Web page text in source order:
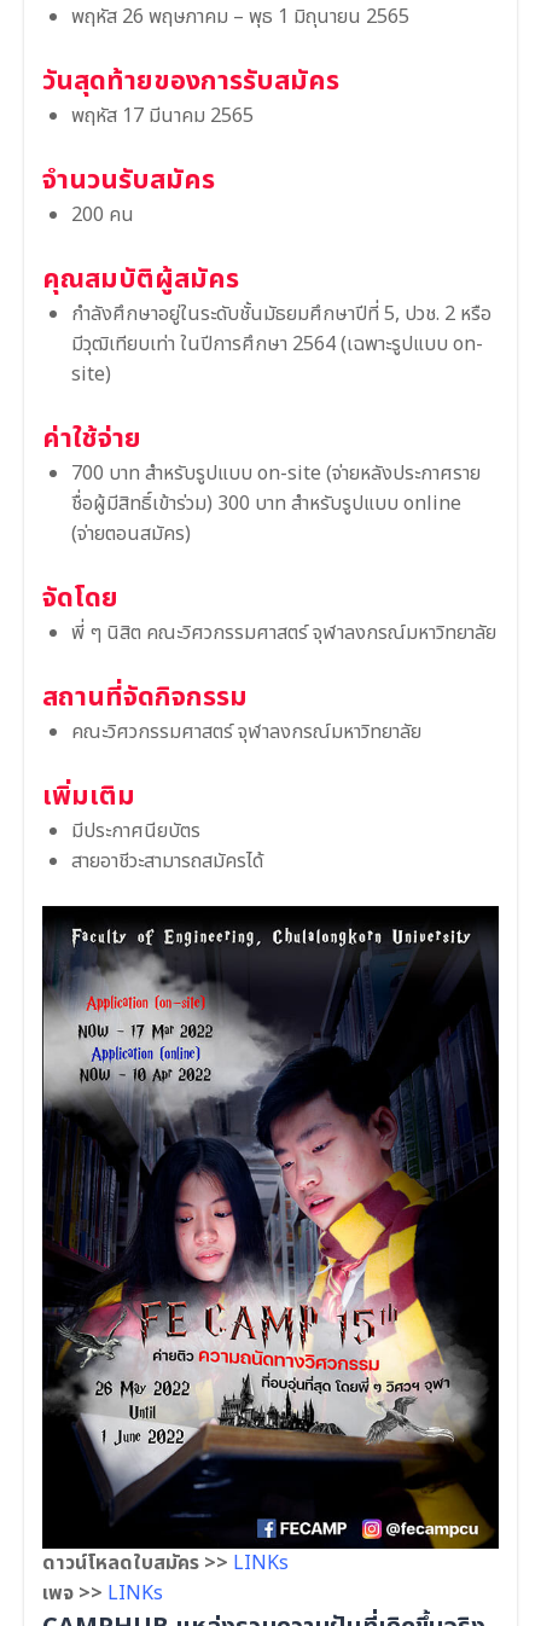
พฤหัส 26 พฤษภาคม – พุธ 1 มิถุนายน 2565
วันสุดท้ายของการรับสมัคร
พฤหัส 17 มีนาคม 2565
จำนวนรับสมัคร
200 คน
คุณสมบัติผู้สมัคร
กำลังศึกษาอยู่ในระดับชั้นมัธยมศึกษาปีที่ 5, ปวช. 2 หรือ
มีวุฒิเทียบเท่า ในปีการศึกษา 2564 (เฉพาะรูปแบบ on-
site)
ค่าใช้จ่าย
700 บาท สำหรับรูปแบบ on-site (จ่ายหลังประกาศราย
ชื่อผู้มีสิทธิ์เข้าร่วม) 300 บาท สำหรับรูปแบบ online
(จ่ายตอนสมัคร)
จัดโดย
พี่ ๆ นิสิต คณะวิศวกรรมศาสตร์ จุฬาลงกรณ์มหาวิทยาลัย
สถานที่จัดกิจกรรม
คณะวิศวกรรมศาสตร์ จุฬาลงกรณ์มหาวิทยาลัย
เพิ่มเติม
มีประกาศนียบัตร
สายอาชีวะสามารถสมัครได้
ดาวน์โหลดใบสมัคร >> LINKs
เพจ >> LINKs